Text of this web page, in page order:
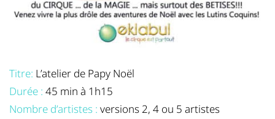
Titre: L’atelier de Papy Noël
Durée : 45 min à 1h15
Nombre d’artistes : versions 2, 4 ou 5 artistes